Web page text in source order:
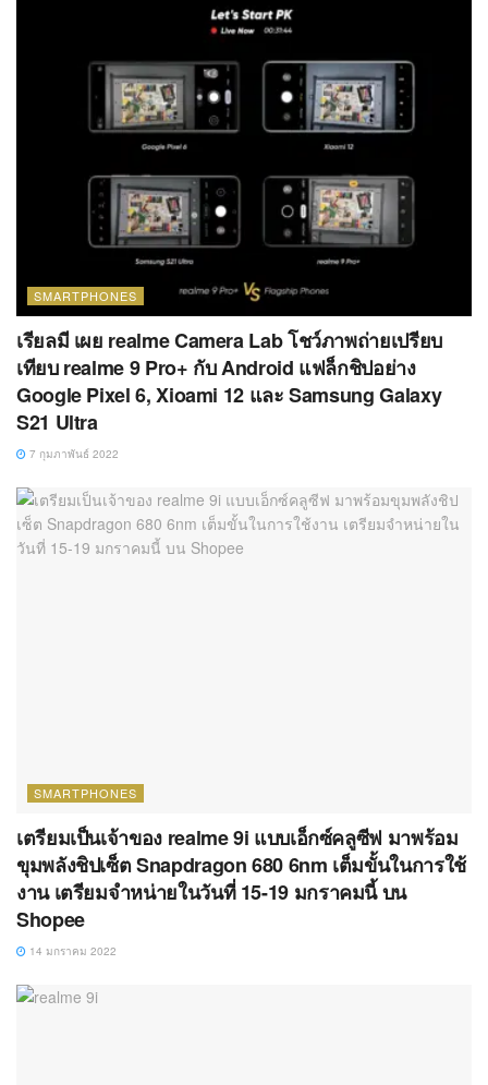
SMARTPHONES
เรียลมี เผย realme Camera Lab โชว์ภาพถ่ายเปรียบ
เทียบ realme 9 Pro+ กับ Android แฟล็กชิปอย่าง
Google Pixel 6, Xioami 12 และ Samsung Galaxy
S21 Ultra
7 กุมภาพันธ์ 2022
SMARTPHONES
เตรียมเป็นเจ้าของ realme 9i แบบเอ็กซ์คลูซีฟ มาพร้อม
ขุมพลังชิปเซ็ต Snapdragon 680 6nm เต็มขั้นในการใช้
งาน เตรียมจำหน่ายในวันที่ 15-19 มกราคมนี้ บน
Shopee
14 มกราคม 2022